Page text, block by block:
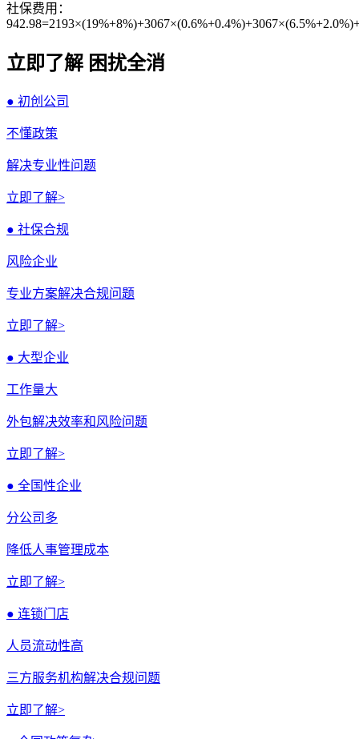
社保费用：
立即了解 困扰全消
● 初创公司
不懂政策
解决专业性问题
立即了解>
● 社保合规
风险企业
专业方案解决合规问题
立即了解>
● 大型企业
工作量大
外包解决效率和风险问题
立即了解>
● 全国性企业
分公司多
降低人事管理成本
立即了解>
● 连锁门店
人员流动性高
三方服务机构解决合规问题
立即了解>